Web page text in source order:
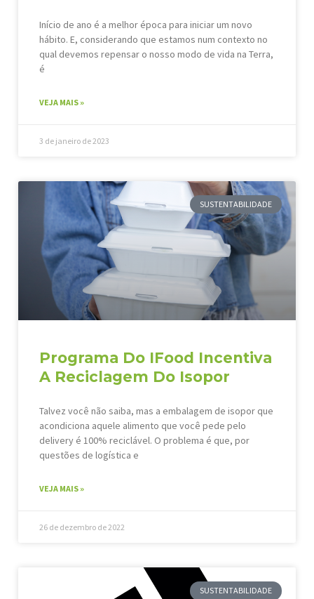
Início de ano é a melhor época para iniciar um novo
hábito. E, considerando que estamos num contexto no
qual devemos repensar o nosso modo de vida na Terra,
é
VEJA MAIS »
3 de janeiro de 2023
SUSTENTABILIDADE
Programa Do IFood Incentiva
A Reciclagem Do Isopor
Talvez você não saiba, mas a embalagem de isopor que
acondiciona aquele alimento que você pede pelo
delivery é 100% reciclável. O problema é que, por
questões de logística e
VEJA MAIS »
26 de dezembro de 2022
SUSTENTABILIDADE